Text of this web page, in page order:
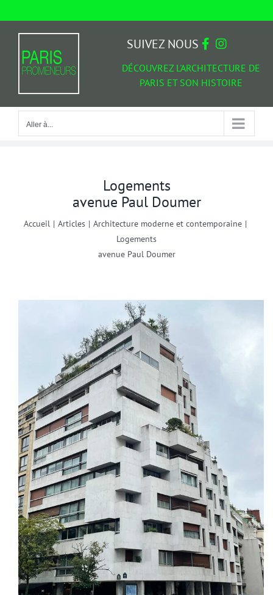
Aller à...
DÉCOUVREZ L'ARCHITECTURE DE
PARIS ET SON HISTOIRE
SUIVEZ NOUS
Aller à...
Logements
avenue Paul Doumer
Accueil | Articles | Architecture moderne et contemporaine |
Logements
avenue Paul Doumer